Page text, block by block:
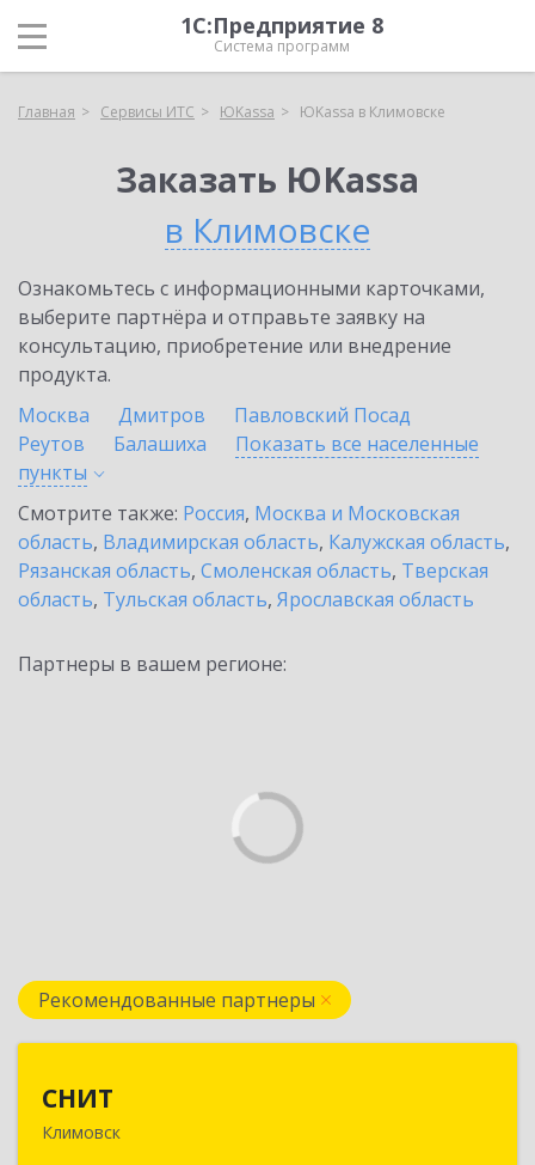
1С:Предприятие 8
Система программ
Главная Сервисы ИТС ЮKassa ЮKassa в Климовске
Заказать ЮKassa
в Климовске
Ознакомьтесь с информационными карточками,
выберите партнёра и отправьте заявку на
консультацию, приобретение или внедрение
продукта.
Москва
Дмитров
Павловский Посад
Реутов
Балашиха
Показать все населенные
пункты
Смотрите также: Россия, Москва и Московская
область, Владимирская область, Калужская область,
Рязанская область, Смоленская область, Тверская
область, Тульская область, Ярославская область
Партнеры в вашем регионе:
Рекомендованные партнеры
СНИТ
Климовск
142180, Московская обл, Климовск г, Советская